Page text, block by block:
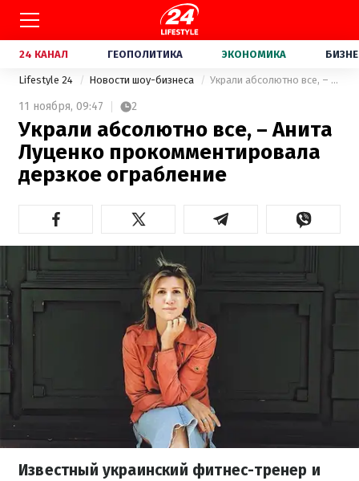
24 КАНАЛ ГЕОПОЛИТИКА ЭКОНОМИКА
Lifestyle 24 Новости шоу-бизнеса Украли абсолютно все, – Анита Луценко прокомментировала дерзкое ограбление
11 ноября, 09:47 2
Украли абсолютно все, – Анита
Луценко прокомментировала
дерзкое ограбление
Известный украинский фитнес-тренер и